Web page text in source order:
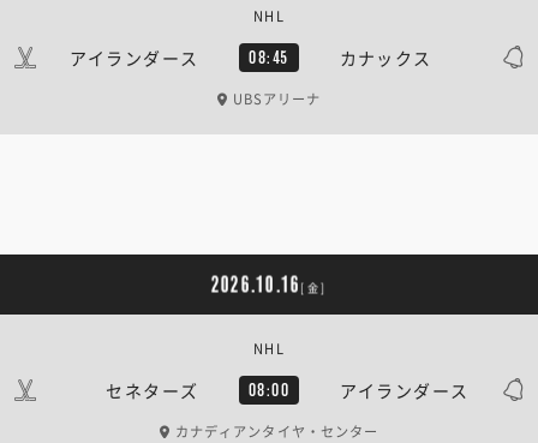
アイランダース 08:45 カナックス
NHL
UBSアリーナ
2026.10.16 [金]
セネターズ 08:00 アイランダース
NHL
カナディアンタイヤ・センター